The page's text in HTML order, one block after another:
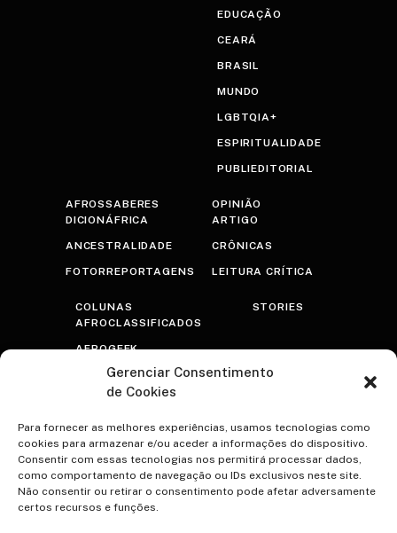
Gerenciar Consentimento
de Cookies
Para fornecer as melhores experiências, usamos tecnologias como
cookies para armazenar e/ou aceder a informações do dispositivo.
Consentir com essas tecnologias nos permitirá processar dados,
como comportamento de navegação ou IDs exclusivos neste site.
Não consentir ou retirar o consentimento pode afetar adversamente
certos recursos e funções.
EDUCAÇÃO
CEARÁ
BRASIL
MUNDO
LGBTQIA+
ESPIRITUALIDADE
PUBLIEDITORIAL
AFROSSABERES
DICIONÁFRICA
ANCESTRALIDADE
FOTORREPORTAGENS
OPINIÃO
ARTIGO
CRÔNICAS
LEITURA CRÍTICA
COLUNAS
AFROCLASSIFICADOS
AFROGEEK
RASTROS
AFROTRANSFUTURISTA
OLHAR PRETO
PSICOTERAPRETO
NEGRA VOZ
STORIES
ESPECIAIS